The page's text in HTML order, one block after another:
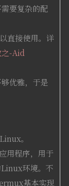
要复杂的配
直接使用。详
之-Aid
优雅，于是
。
用程序，用于
环境。不
基本实现